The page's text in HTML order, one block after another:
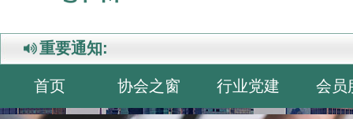
重要通知:
首页 协会之窗 行业党建 会员